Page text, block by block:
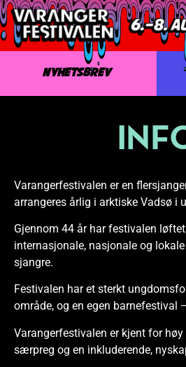
NYHETSBREV
Varangerfestivalen er en
arrangeres årlig i arktiske Vadsø i
Gjennom 44 år har festivalen
internasjonale, nasjonale og
sjangre.
Festivalen har et sterkt
område, og en egen barnefestival
Varangerfestivalen er kjent for
særpreg og en inkluderende,